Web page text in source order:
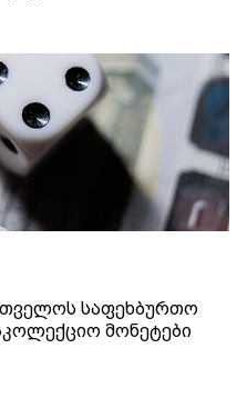
საფეხბურთო
მონეტები